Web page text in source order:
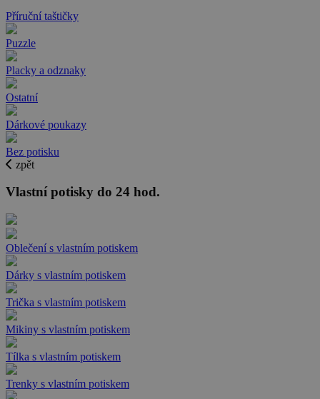
Příruční taštičky
Puzzle
Placky a odznaky
Ostatní
Dárkové poukazy
Bez potisku
zpět
Vlastní potisky do 24 hod.
Oblečení s vlastním potiskem
Dárky s vlastním potiskem
Trička s vlastním potiskem
Mikiny s vlastním potiskem
Tílka s vlastním potiskem
Trenky s vlastním potiskem